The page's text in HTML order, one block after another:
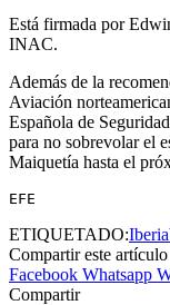
Está firmada por
INAC.
Además de la
Aviación
Española de
para no sobrevolar el
Maiquetía hasta el
EFE
ETIQUETADO:Iberia
Compartir este artículo
Facebook Whatsapp
Compartir